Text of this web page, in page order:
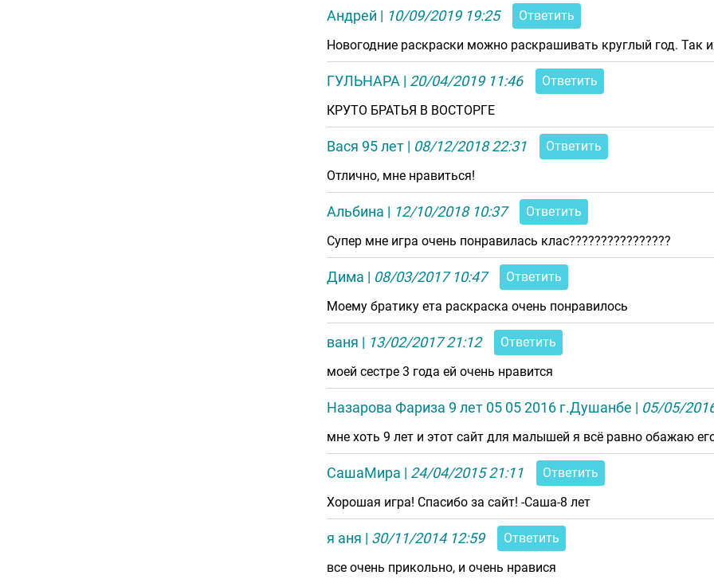
Андрей | 10/09/2019 19:25
Ответить
Новогодние раскраски можно раскрашивать круглый год. Так
ГУЛЬНАРА | 20/04/2019 11:46
Ответить
КРУТО БРАТЬЯ В ВОСТОРГЕ
Вася 95 лет | 08/12/2018 22:31
Ответить
Отлично, мне нравиться!
Альбина | 12/10/2018 10:37
Ответить
Супер мне игра очень понравилась клас????????????????
Дима | 08/03/2017 10:47
Ответить
Моему братику ета раскраска очень понравилось
ваня | 13/02/2017 21:12
Ответить
моей сестре 3 года ей очень нравится
Назарова Фариза 9 лет 05 05 2016 г.Душанбе | 05/05/
мне хоть 9 лет и этот сайт для малышей я всё равно обажаю
СашаМира | 24/04/2015 21:11
Ответить
Хорошая игра! Спасибо за сайт! -Саша-8 лет
я аня | 30/11/2014 12:59
Ответить
все очень прикольно, и очень нравися